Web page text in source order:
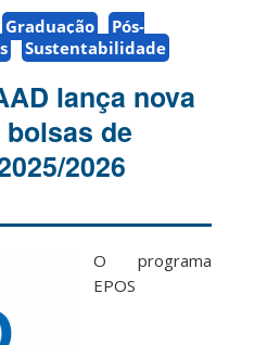
Graduação
Pós-
Sustentabilidade
lança nova
de
2026
O programa
EPOS